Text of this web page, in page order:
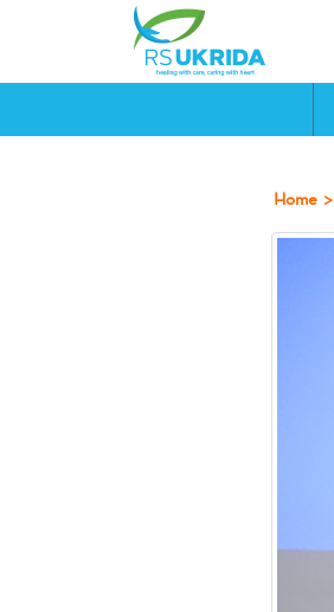
Home >